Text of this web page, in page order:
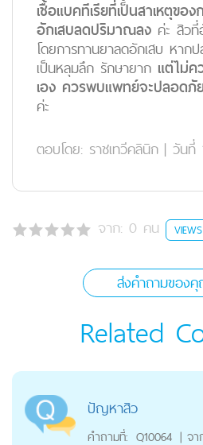
เชื้อแบคทีเรียที่เป็นสาเหตุขอ
อักเสบลดปริมาณลง ค่ะ สิวที่
โดยการทานยาลดอักเสบ หาก
เป็นหลุมลึก รักษายาก แต่ไม่ค
เอง ควรพบแพทย์จะปลอดภั
ค่ะ
ตอบโดย: ราชเทวีคลินิก | วันที่
จาก: 0 คน VIEWS
ส่งคำถามของ
Related
ปัญหาสิว
คำถามที่: Q10064 | จ